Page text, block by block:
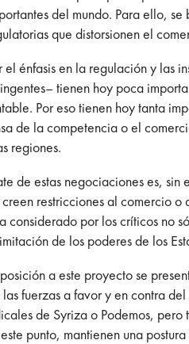
del mundo. Para ello,
que distorsionen el
el énfasis en la regulación y las
tienen hoy poca
Por eso tienen hoy tanta
de la competencia o el
regiones.
de estas negociaciones es,
restricciones al comercio
considerado por los críticos no
de los poderes de los
a este proyecto se
fuerzas a favor y en contra
de Syriza o Podemos,
punto, mantienen una postura